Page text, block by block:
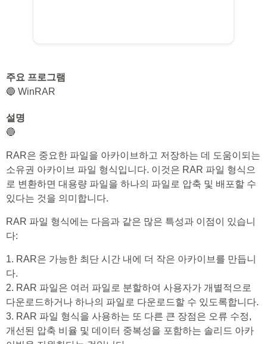
주요 프로그램
🔵 WinRAR
설명
🔵
RAR은 중요한 파일을 아카이브하고 저장하는 데 도움이되는
소유권 아카이브 파일 형식입니다. 이것은 RAR 파일 형식으
로 변환하면 대용량 파일을 하나의 파일로 압축 및 배포할 수
있다는 것을 의미합니다.
RAR 파일 형식에는 다음과 같은 많은 특성과 이점이 있습니
다:
1. RAR은 가능한 최단 시간 내에 더 작은 아카이브를 만듭니
다.
2. RAR 파일은 여러 파일로 분할하여 사용자가 개별적으로
다운로드하거나 하나의 파일로 다운로드할 수 있도록합니다.
3. RAR 파일 형식을 사용하는 또 다른 큰 장점은 오류 수정,
개선된 압축 비율 및 데이터 중복성을 포함하는 솔리드 아카